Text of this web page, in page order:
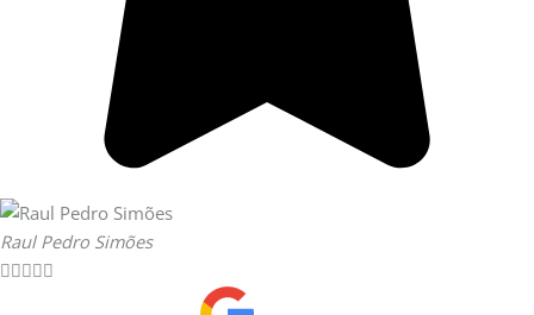
Raul Pedro Simões
